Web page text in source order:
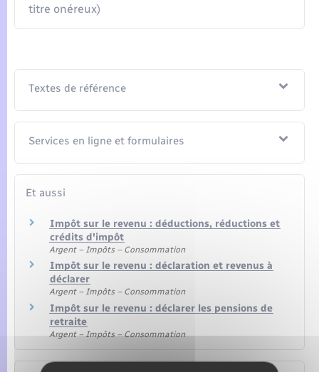
titre onéreux)
Textes de référence
Services en ligne et formulaires
Et aussi
Impôt sur le revenu : déductions, réductions et
crédits d'impôt
Argent – Impôts – Consommation
Impôt sur le revenu : déclaration et revenus à
déclarer
Argent – Impôts – Consommation
Impôt sur le revenu : déclarer les pensions de
retraite
Argent – Impôts – Consommation